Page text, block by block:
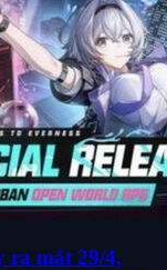
ra mắt 29/4,